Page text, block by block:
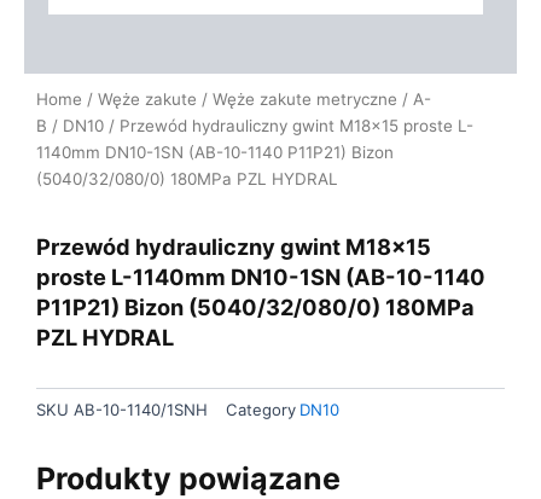
Home / Węże zakute / Węże zakute metryczne / A-
B / DN10 / Przewód hydrauliczny gwint M18x15 proste L-
1140mm DN10-1SN (AB-10-1140 P11P21) Bizon
(5040/32/080/0) 180MPa PZL HYDRAL
Przewód hydrauliczny gwint M18x15
proste L-1140mm DN10-1SN (AB-10-1140
P11P21) Bizon (5040/32/080/0) 180MPa
PZL HYDRAL
SKU AB-10-1140/1SNH Category DN10
Produkty powiązane